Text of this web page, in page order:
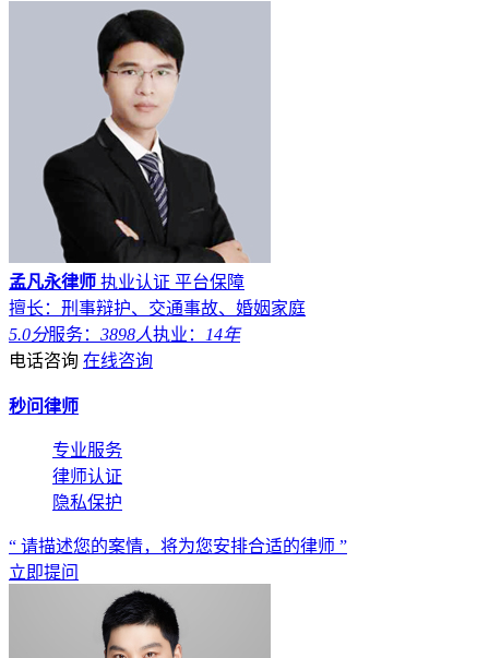
孟凡永律师 执业认证 平台保障
擅长：刑事辩护、交通事故、婚姻家庭
5.0分服务： 3898人执业：
14年
电话咨询 在线咨询
秒问律师
专业服务
律师认证
隐私保护
“ 请描述您的案情，将为您安排合适的律师 ”
立即提问